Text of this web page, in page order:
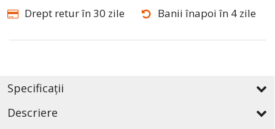
Drept retur în 30 zile
Banii înapoi în 4 zile
Specificații
Descriere